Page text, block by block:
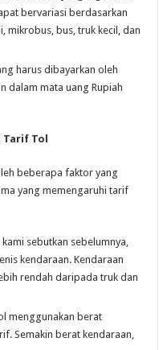
bervariasi berdasarkan
mikrobus, bus, truk kecil, dan
harus dibayarkan oleh
dalam mata uang Rupiah
Tarif Tol
beberapa faktor yang
yang memengaruhi tarif
sebutkan sebelumnya,
kendaraan. Kendaraan
rendah daripada truk dan
menggunakan berat
Semakin berat kendaraan,